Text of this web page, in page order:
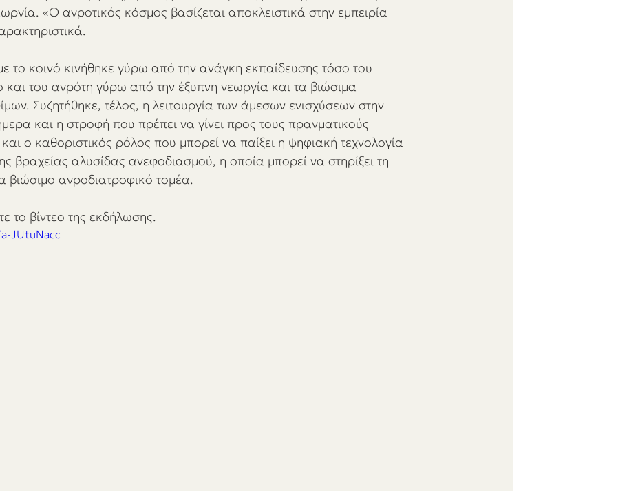
«Ο αγροτικός κόσμος βασίζεται αποκλειστικά στην εμπειρία
το κοινό κινήθηκε γύρω από την ανάγκη εκπαίδευσης τόσο του
του αγρότη γύρω από την έξυπνη γεωργία και τα βιώσιμα
Συζητήθηκε, τέλος, η λειτουργία των άμεσων ενισχύσεων στην
και η στροφή που πρέπει να γίνει προς τους πραγματικούς
ο καθοριστικός ρόλος που μπορεί να παίξει η ψηφιακή τεχνολογία
βραχείας αλυσίδας ανεφοδιασμού, η οποία μπορεί να στηρίξει τη
βιώσιμο αγροδιατροφικό τομέα.
το βίντεο της εκδήλωσης.
JUtuNacc